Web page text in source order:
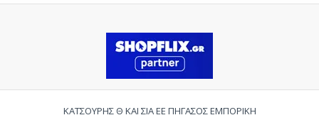
ΚΑΤΣΟΥΡΗΣ Θ ΚΑΙ ΣΙΑ ΕΕ ΠΗΓΑΣΟΣ ΕΜΠΟΡΙΚΗ